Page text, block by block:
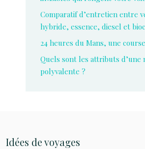
Comparatif d’entretien entre
hybride, essence, diesel et
24 heures du Mans, une
Quels sont les attributs d’une
polyvalente ?
Idées de voyages